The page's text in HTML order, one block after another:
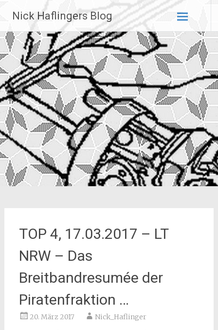
Inhalt
springen
Nick Haflingers Blog
TOP 4, 17.03.2017 – LT
NRW – Das
Breitbandresumée der
Piratenfraktion …
20. März 2017 Nick_Haflinger